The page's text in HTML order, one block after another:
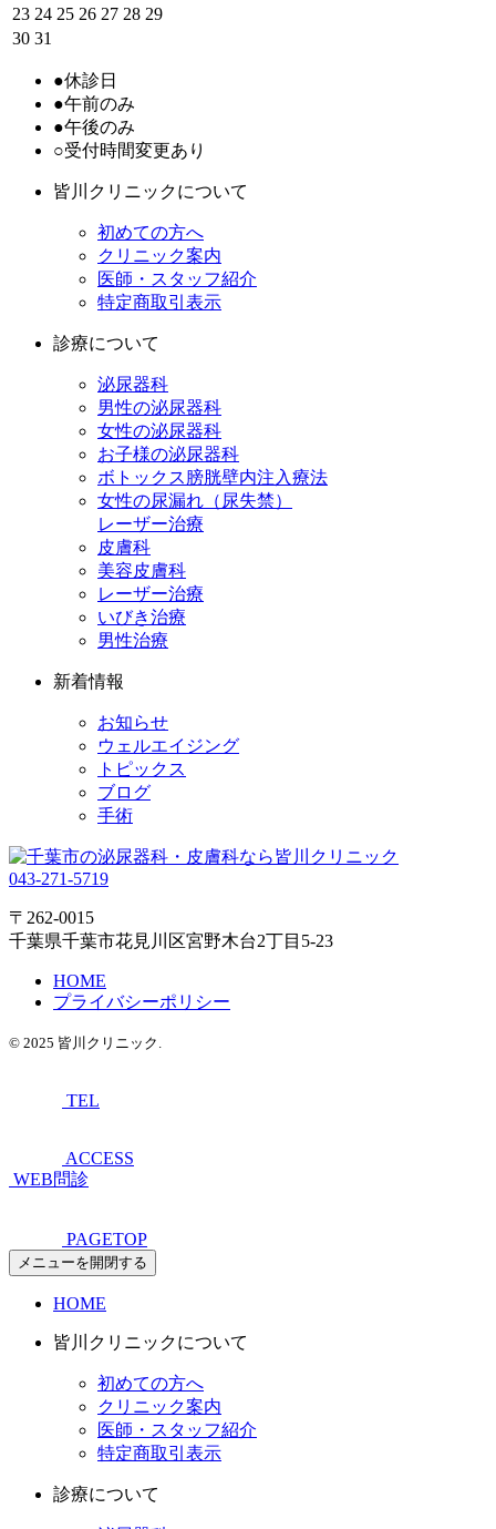
23 24 25 26 27 28 29
30 31
●休診日
●午前のみ
●午後のみ
○受付時間変更あり
皆川クリニックについて
初めての方へ
クリニック案内
医師・スタッフ紹介
特定商取引表示
診療について
泌尿器科
男性の泌尿器科
女性の泌尿器科
お子様の泌尿器科
ボトックス膀胱壁内注入療法
女性の尿漏れ（尿失禁）
レーザー治療
皮膚科
美容皮膚科
レーザー治療
いびき治療
男性治療
新着情報
お知らせ
ウェルエイジング
トピックス
ブログ
手術
043-271-5719
〒262-0015
千葉県千葉市花見川区宮野木台2丁目5-23
HOME
プライバシーポリシー
© 2025 皆川クリニック.
TEL
ACCESS
WEB問診
PAGETOP
メニューを開閉する
HOME
皆川クリニックについて
初めての方へ
クリニック案内
医師・スタッフ紹介
特定商取引表示
診療について